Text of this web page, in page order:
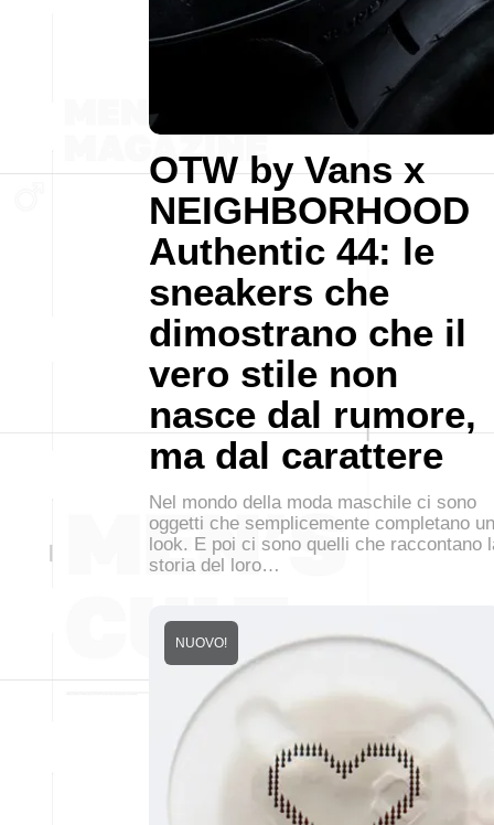
OTW by Vans x
NEIGHBORHOOD
Authentic 44: le
sneakers che
dimostrano che il
vero stile non
nasce dal rumore,
ma dal carattere
Nel mondo della moda maschile ci sono
oggetti che semplicemente completano un
look. E poi ci sono quelli che raccontano
storia del loro…
NUOVO!